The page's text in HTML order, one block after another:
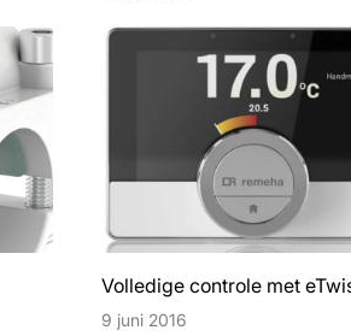
Volledige controle met
9 juni 2016